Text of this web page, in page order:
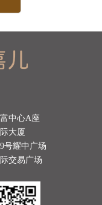
中心A座
大厦
号耀中广场
交易广场